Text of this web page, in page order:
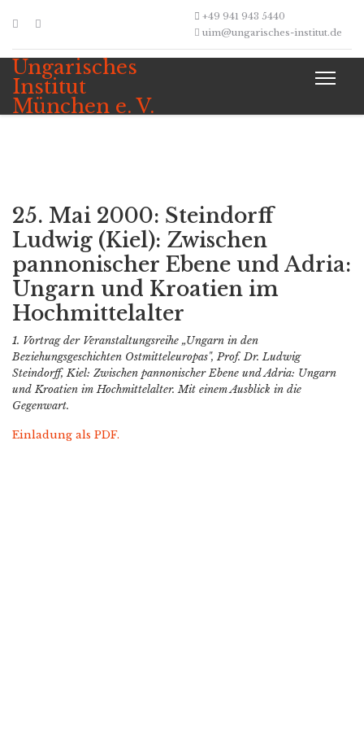
+49 941 943 5440
uim@ungarisches-institut.de
Ungarisches
Institut
München e. V.
25. Mai 2000: Steindorff
Ludwig (Kiel): Zwischen
pannonischer Ebene und Adria:
Ungarn und Kroatien im
Hochmittelalter
1. Vortrag der Veranstaltungsreihe „Ungarn in den
Beziehungsgeschichten Ostmitteleuropas", Prof. Dr. Ludwig
Steindorff, Kiel: Zwischen pannonischer Ebene und Adria: Ungarn
und Kroatien im Hochmittelalter. Mit einem Ausblick in die
Gegenwart.
Einladung als PDF.